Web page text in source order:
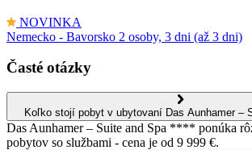
NOVINKA
Nemecko - Bavorsko 2 osoby, 3 dni (až 3 dni)
Časté otázky
Koľko stojí pobyt v ubytovaní Das Aunhamer –
Das Aunhamer – Suite and Spa **** ponúka
pobytov so službami - cena je od 9 999 €.